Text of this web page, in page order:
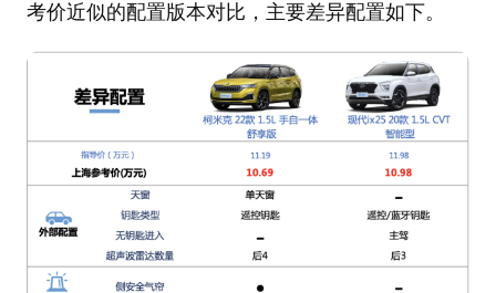
考价近似的配置版本对比，主要差异配置如下。